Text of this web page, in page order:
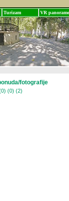
Turizam VR panorame
fotografije
(0) (2)